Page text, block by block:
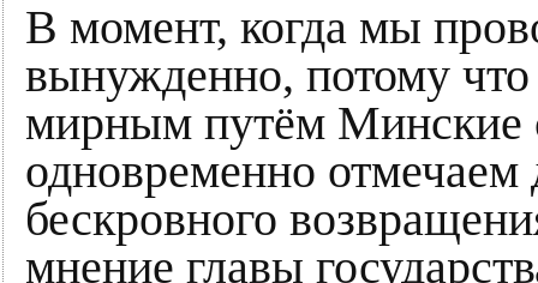
В момент, когда мы
вынужденно, потому
мирным путём Минские
одновременно
бескровного
мнение главы